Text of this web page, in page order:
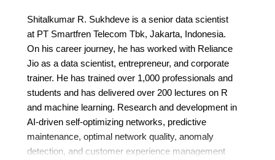
Shitalkumar R. Sukhdeve is a senior data scientist
at PT Smartfren Telecom Tbk, Jakarta, Indonesia.
On his career journey, he has worked with Reliance
Jio as a data scientist, entrepreneur, and corporate
trainer. He has trained over 1,000 professionals and
students and has delivered over 200 lectures on R
and machine learning. Research and development in
AI-driven self-optimizing networks, predictive
maintenance, optimal network quality, anomaly
detection, and customer experience management